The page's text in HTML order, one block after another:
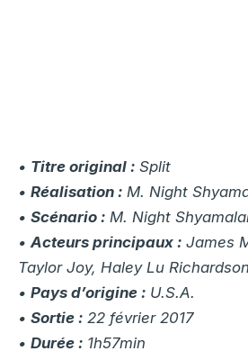
• Titre original : Split
• Réalisation : M. Night
• Scénario : M. Night
• Acteurs principaux : James
Taylor Joy, Haley Lu Richardson
• Pays d’origine : U.S.A.
• Sortie : 22 février 2017
• Durée : 1h57min